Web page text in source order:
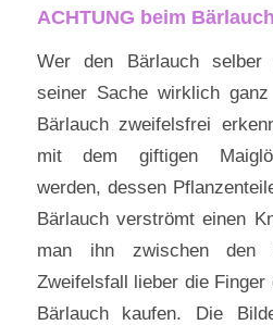
ACHTUNG beim
Wer den Bärlauch
seiner Sache wirklich
Bärlauch zweifelsfrei
mit dem giftigen
werden, dessen
Bärlauch verströmt einen
man ihn zwischen den
Zweifelsfall lieber die Finger
Bärlauch kaufen. Die